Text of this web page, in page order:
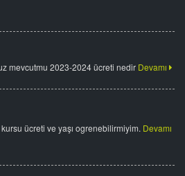
mevcutmu 2023-2024 ücreti nedir Devamı
ücreti ve yaşı ogrenebilirmiyim. Devamı